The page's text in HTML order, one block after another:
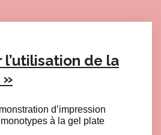
l’utilisation de la
»
cookies and load this content
d’impression
à la gel plate